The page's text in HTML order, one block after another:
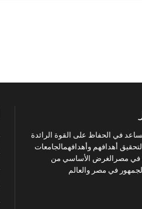
في الحفاظ على القوة الرائدة
أهدافهم وأهدافهمالجامعات
الجماعي لأكثر من 75 جامعة في مصرالغرض الأساسي من
في مصر والعالم